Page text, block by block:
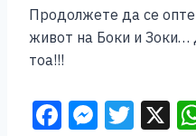
Продолжете да се
живот на Боки и Зоки…
тоа!!!
F M T X